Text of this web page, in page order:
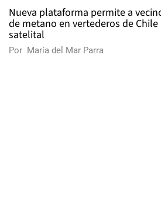
Nueva plataforma permite a
de metano en vertederos de
satelital
Por María del Mar Parra